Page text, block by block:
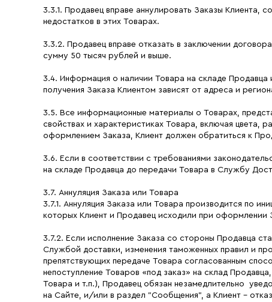
3.3.1. Продавец вправе аннулировать Заказы Клиента,
недостатков в этих Товарах.
3.3.2. Продавец вправе отказать в заключении
сумму 50 тысяч рублей и выше.
3.4. Информация о наличии Товара на складе
получения Заказа Клиентом зависят от адреса и
3.5. Все информационные материалы о Товарах,
свойствах и характеристиках Товара, включая цвета,
оформлением Заказа, Клиент должен обратиться к
3.6. Если в соответствии с требованиями
на складе Продавца до передачи Товара в Службу
3.7. Аннуляция Заказа или Товара
3.7.1. Аннуляция Заказа или Товара производится по
которых Клиент и Продавец исходили при
3.7.2. Если исполнение Заказа со стороны Продавца
Службой доставки, изменения таможенных правил и
препятствующих передаче Товара согласованным
непоступление Товаров «под заказ» на склад
Товара и т.п.), Продавец обязан незамедлительно
на Сайте, и/или в раздел "Сообщения", а Клиент -